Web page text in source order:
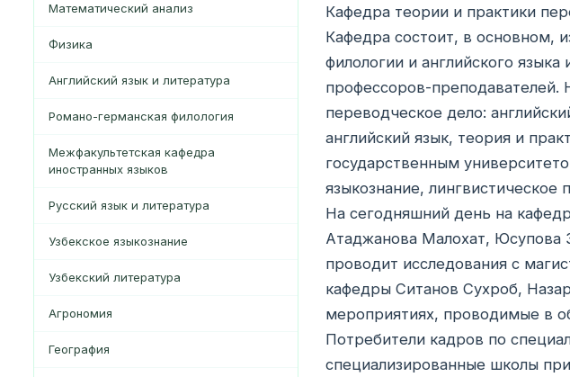
Математический анализ
Физика
Английский язык и литература
Романо-германская филология
Межфакультетская кафедра
иностранных языков
Русский язык и литература
Узбекское языкознание
Узбекский литература
Агрономия
География
Кафедра теории и практики
Кафедра состоит, в основном,
филологии и английского
профессоров-преподавателей.
переводческое дело:
английский язык, теория и
государственным
языкознание, лингвистическое
На сегодняшний день на
Атаджанова Малохат, Юсупова
проводит исследования с
кафедры Ситанов Сухроб,
мероприятиях, проводимые в
Потребители кадров по
специализированные школы